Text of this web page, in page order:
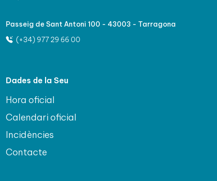
Passeig de Sant Antoni 100 - 43003 - Tarragona
(+34) 977 29 66 00
Dades de la Seu
Hora oficial
Calendari oficial
Incidències
Contacte